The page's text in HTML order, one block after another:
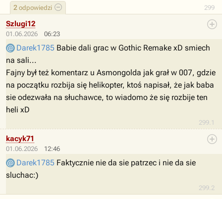
299
2 odpowiedzi
01.06.2026 06:23
299.1
Szlugi12
Darek1785 Babie dali grac w Gothic Remake xD smiech
na sali...
Fajny był też komentarz u Asmongolda jak grał w 007, gdzie
na początku rozbija się helikopter, ktoś napisał, że jak baba
sie odezwała na słuchawce, to wiadomo że się rozbije ten
heli xD
01.06.2026 12:46
299.2
kacyk71
Darek1785 Faktycznie nie da sie patrzec i nie da sie
sluchac:)